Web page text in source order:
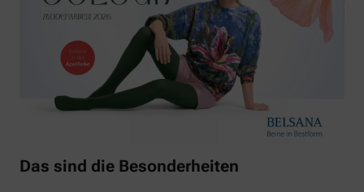
Das sind die Besonderheiten